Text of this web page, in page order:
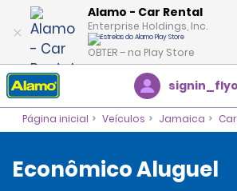
Alamo - Car Rental
Enterprise Holdings, Inc.
OBTER – na Play Store
Página inicial Veículos Jamaica
Econômico Aluguel